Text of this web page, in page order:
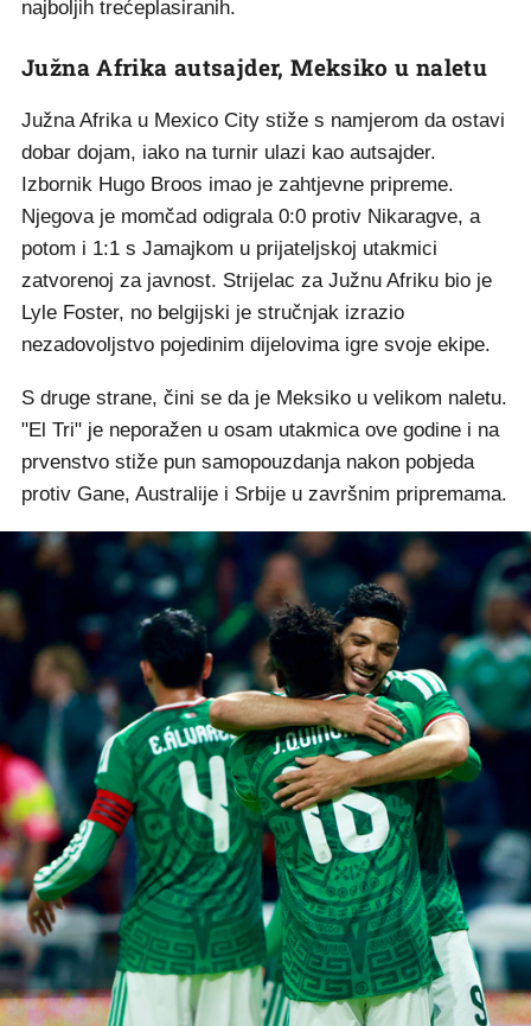
najboljih trećeplasiranih.
Južna Afrika autsajder, Meksiko u naletu
Južna Afrika u Mexico City stiže s namjerom da ostavi
dobar dojam, iako na turnir ulazi kao autsajder.
Izbornik Hugo Broos imao je zahtjevne pripreme.
Njegova je momčad odigrala 0:0 protiv Nikaragve, a
potom i 1:1 s Jamajkom u prijateljskoj utakmici
zatvorenoj za javnost. Strijelac za Južnu Afriku bio je
Lyle Foster, no belgijski je stručnjak izrazio
nezadovoljstvo pojedinim dijelovima igre svoje ekipe.
S druge strane, čini se da je Meksiko u velikom naletu.
"El Tri" je neporažen u osam utakmica ove godine i na
prvenstvo stiže pun samopouzdanja nakon pobjeda
protiv Gane, Australije i Srbije u završnim pripremama.